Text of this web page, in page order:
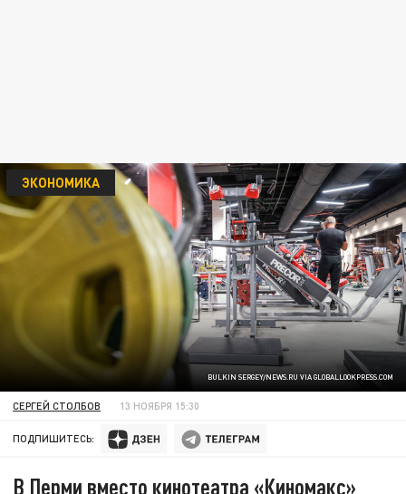
BULKIN SERGEY/NEWS.RU VIA GLOBALLOOKPRESS.COM
ЭКОНОМИКА
СЕРГЕЙ СТОЛБОВ 13 НОЯБРЯ 15:30
ПОДПИШИТЕСЬ:
В Перми вместо кинотеатра «Киномакс»